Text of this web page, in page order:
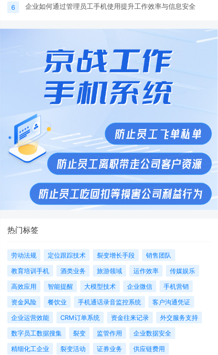
6 企业如何通过管理员工手机使用提升工作效率与信息安全
热门标签
劳动法规 定位跟踪技术 裂变增长手段
销售团队
教育培训手机
酒类业务 旅游领域 运作效率
传媒娱乐
高效应用
智能提醒 大模型技术 企业微信
手机营销
资金风险
餐饮业 手机通话录音监控系统
客户沟通凭证
企业运营效能
CRM订单系统 资金往来记录
外交服务支持
数字员工数据搜集
裂变 监管作用
企业数据安全
精细化工企业
裂变活动 证券业务 供应链费用